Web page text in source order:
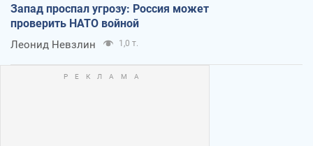
Запад проспал угрозу: Россия может
проверить НАТО войной
Леонид Невзлин 1,0 т.